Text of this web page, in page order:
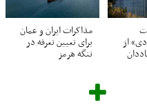
از
مذاکرات ایران و عمان
برای تعیین تعرفه در
تنگه هرمز